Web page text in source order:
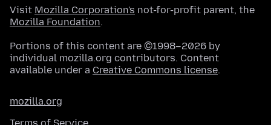
Visit Mozilla Corporation's not-for-profit parent, the
Mozilla Foundation.
Portions of this content are ©1998–2026 by
individual mozilla.org contributors. Content
available under a Creative Commons license.
mozilla.org